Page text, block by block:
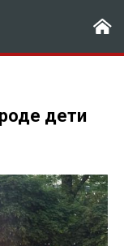
дети